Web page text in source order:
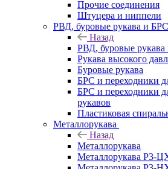
Прочие соединения
Штуцера и ниппели
РВД, буровые рукава и БРС
Назад
РВД, буровые
Рукава высокого
Буровые рукава
БРС и переходники
БРС и переходники
рукавов
Пластиковая
Металлорукава
Назад
Металлорукава
Металлорукава Р3-